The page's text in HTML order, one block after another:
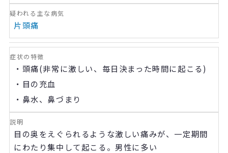
片頭痛
・頭痛(非常に激しい、毎日決まった時間に起こる)
・目の充血
・鼻水、鼻づまり
目の奥をえぐられるような激しい痛みが、一定期間
にわたり集中して起こる。男性に多い